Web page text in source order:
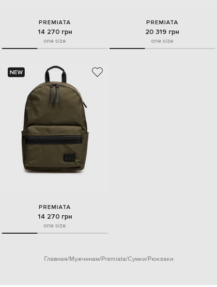
PREMIATA
14 270 грн
one size
PREMIATA
20 319 грн
one size
NEW
PREMIATA
14 270 грн
one size
Главная Мужчинам Premiata Сумки Рюкзаки